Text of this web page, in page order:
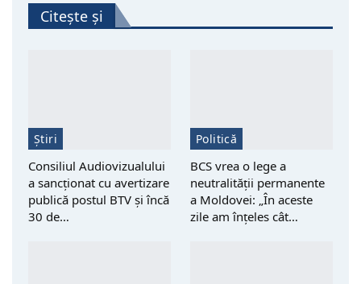
Citește și
Știri
Consiliul Audiovizualului
a sancționat cu avertizare
publică postul BTV și încă
30 de…
Politică
BCS vrea o lege a
neutralității permanente
a Moldovei: „În aceste
zile am înțeles cât…